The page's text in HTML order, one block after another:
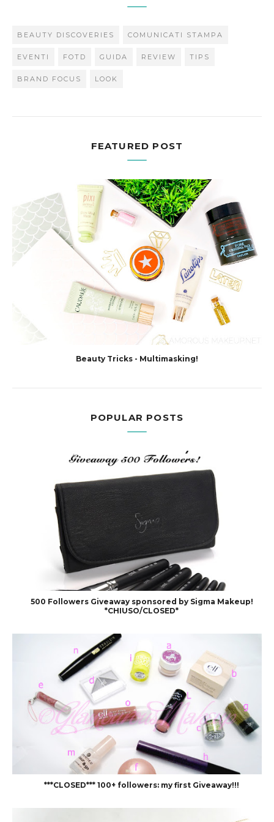
BEAUTY DISCOVERIES COMUNICATI STAMPA
EVENTI FOTD GUIDA REVIEW TIPS
BRAND FOCUS LOOK
FEATURED POST
Beauty Tricks - Multimasking!
POPULAR POSTS
500 Followers Giveaway sponsored by Sigma Makeup!
*CHIUSO/CLOSED*
***CLOSED*** 100+ followers: my first Giveaway!!!